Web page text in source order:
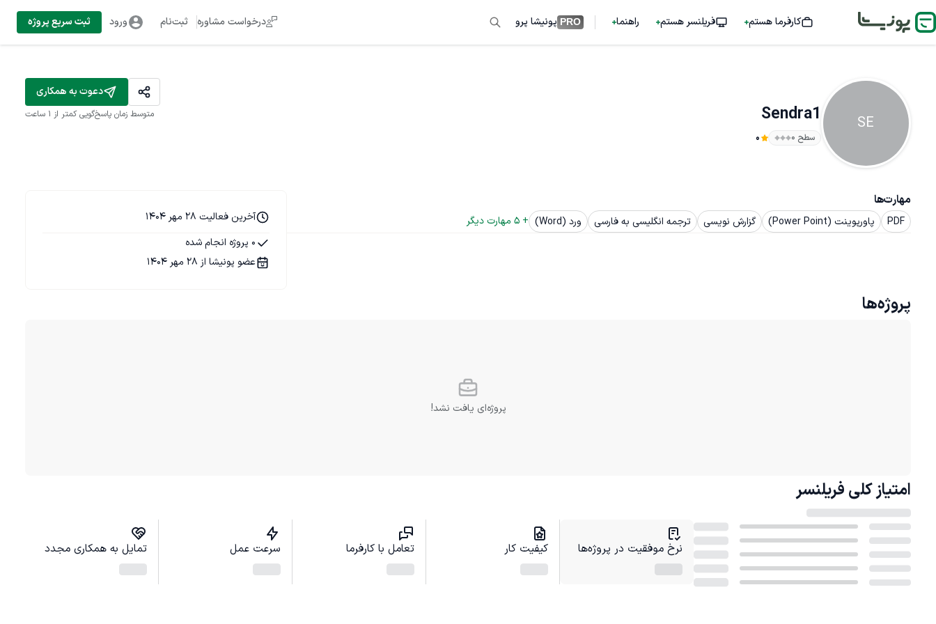
کارفرما هستم فریلنسر هستم راهنما PRO پونیشا پرو درخواست مشاوره ثبت‌نام ورود ثبت سریع پروژه
SE
Sendra1
سطح ۰ 0
دعوت به همکاری
متوسط زمان پاسخ‌گویی کمتر از 1 ساعت
مهارت‌ها
PDF پاورپوینت (Power Point) گزارش نویسی ترجمه انگلیسی به فارسی ورد (Word) +
5 مهارت دیگر
آخرین فعالیت 28 مهر 1404
0 پروژه انجام شده
عضو پونیشا از 28 مهر 1404
پروژه‌ها
پروژه‌ای یافت نشد!
امتیاز کلی فریلنسر
نرخ موفقیت در پروژه‌ها کیفیت کار تعامل با کارفرما سرعت عمل تمایل به همکاری مجدد